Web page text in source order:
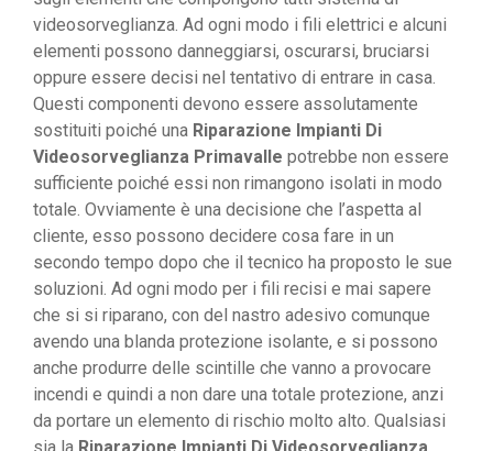
videosorveglianza. Ad ogni modo i fili elettrici e alcuni
elementi possono danneggiarsi, oscurarsi, bruciarsi
oppure essere decisi nel tentativo di entrare in casa.
Questi componenti devono essere assolutamente
sostituiti poiché una Riparazione Impianti Di
Videosorveglianza Primavalle potrebbe non essere
sufficiente poiché essi non rimangono isolati in modo
totale. Ovviamente è una decisione che l’aspetta al
cliente, esso possono decidere cosa fare in un
secondo tempo dopo che il tecnico ha proposto le sue
soluzioni. Ad ogni modo per i fili recisi e mai sapere
che si si riparano, con del nastro adesivo comunque
avendo una blanda protezione isolante, e si possono
anche produrre delle scintille che vanno a provocare
incendi e quindi a non dare una totale protezione, anzi
da portare un elemento di rischio molto alto. Qualsiasi